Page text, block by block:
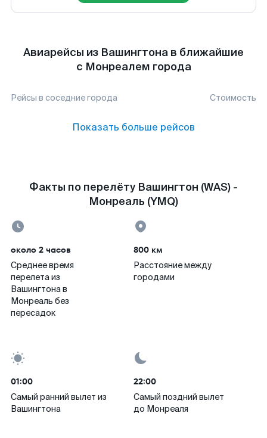
Авиарейсы из Вашингтона в ближайшие
с Монреалем города
Рейсы в соседние города Стоимость
Показать больше рейсов
Факты по перелёту Вашингтон (WAS) -
Монреаль (YMQ)
около 2 часов
Среднее время
перелета из
Вашингтона в
Монреаль без
пересадок
800 км
Расстояние между
городами
01:00
Самый ранний вылет из
Вашингтона
22:00
Самый поздний вылет
до Монреаля